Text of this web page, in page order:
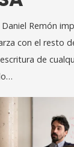
Remón
con el resto
de